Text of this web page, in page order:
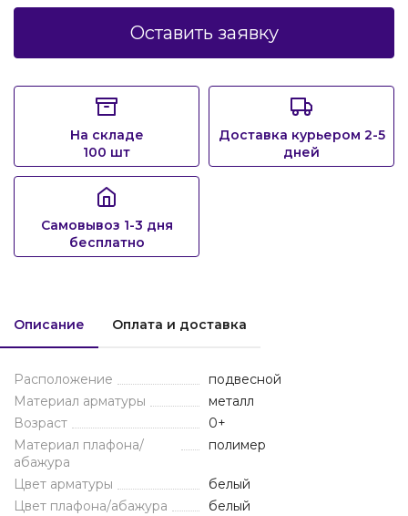
Оставить заявку
На складе
100 шт
Доставка курьером 2-5
дней
Самовывоз 1-3 дня
бесплатно
Описание Оплата и доставка
Расположение
подвесной
Материал арматуры
металл
Возраст
0+
Материал плафона/
абажура
полимер
Цвет арматуры
белый
Цвет плафона/абажура
белый